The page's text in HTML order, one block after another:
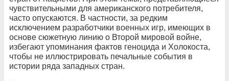
чувствительными для американского потребителя,
часто опускаются. В частности, за редким
исключением разработчики военных игр, имеющих в
основе сюжетную линию о Второй мировой войне,
избегают упоминания фактов геноцида и Холокоста,
чтобы не иллюстрировать печальные события в
истории ряда западных стран.